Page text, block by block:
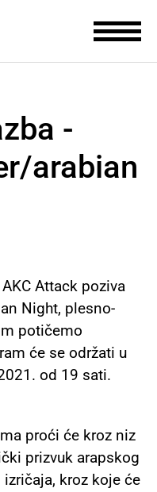
-
arabian
AKC Attack poziva
Night, plesno-
potičemo
će se održati u
od 19 sati.
proći će kroz niz
prizvuk arapskog
kroz koje će